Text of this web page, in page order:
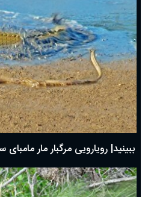
ببینید| رویارویی مرگبار مار مامبای